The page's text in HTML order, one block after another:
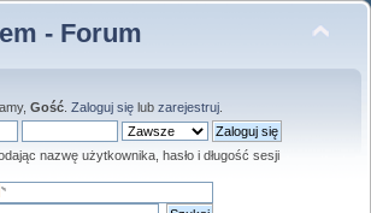
- Forum
Gość. Zaloguj sięlub zarejestruj.
nazwę użytkownika, hasło i długość sesji